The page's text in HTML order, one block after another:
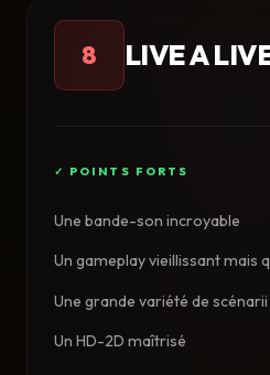
8 LIVE A
Une bande-son incroyable
Un gameplay vieillissant mais
Une grande variété de scénarii
Un HD-2D maîtrisé